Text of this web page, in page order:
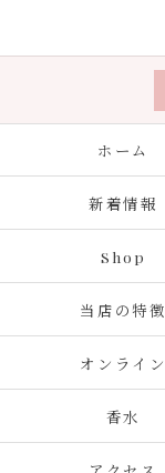
ホーム
新着情報
Shop
当店の特徴
オンライン
香水